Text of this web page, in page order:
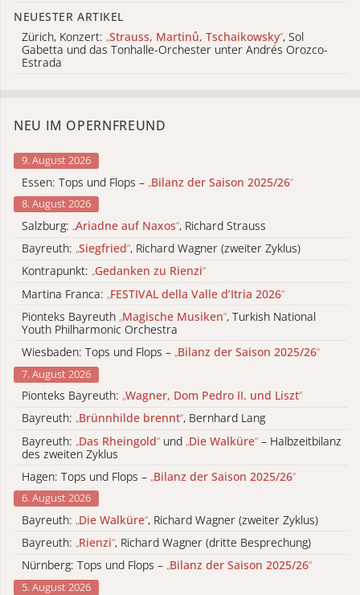
NEUESTER ARTIKEL
Zürich, Konzert: „Strauss, Martinů, Tschaikowsky“, Sol
Gabetta und das Tonhalle-Orchester unter Andrés Orozco-
Estrada
NEU IM OPERNFREUND
9. August 2026
Essen: Tops und Flops – „Bilanz der Saison 2025/26“
8. August 2026
Salzburg: „Ariadne auf Naxos“, Richard Strauss
Bayreuth: „Siegfried“, Richard Wagner (zweiter Zyklus)
Kontrapunkt: „Gedanken zu Rienzi“
Martina Franca: „FESTIVAL della Valle d’Itria 2026“
Pionteks Bayreuth „Magische Musiken“, Turkish National
Youth Philharmonic Orchestra
Wiesbaden: Tops und Flops – „Bilanz der Saison 2025/26“
7. August 2026
Pionteks Bayreuth: „Wagner, Dom Pedro II. und Liszt“
Bayreuth: „Brünnhilde brennt“, Bernhard Lang
Bayreuth: „Das Rheingold“ und „Die Walküre“ – Halbzeitbilanz
des zweiten Zyklus
Hagen: Tops und Flops – „Bilanz der Saison 2025/26“
6. August 2026
Bayreuth: „Die Walküre“, Richard Wagner (zweiter Zyklus)
Bayreuth: „Rienzi“, Richard Wagner (dritte Besprechung)
Nürnberg: Tops und Flops – „Bilanz der Saison 2025/26“
5. August 2026